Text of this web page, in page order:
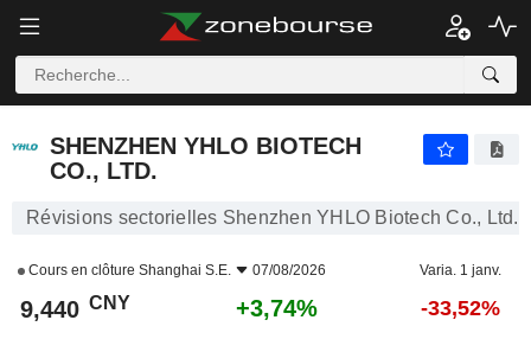
SHENZHEN YHLO BIOTECH
CO., LTD.
Révisions sectorielles Shenzhen YHLO Biotech Co., Ltd.
Cours en clôture Shanghai S.E. 07/08/2026 Varia. 1 janv.
9,440 CNY +3,74% -33,52%